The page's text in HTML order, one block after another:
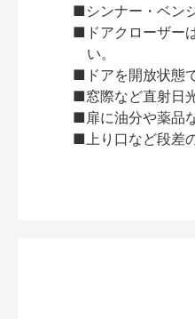
■シンナー・ベン
■ドアクローザー
い。
■ドアを開放状態
■窓際など直射日
■扉に油分や薬品
■上り口など段差